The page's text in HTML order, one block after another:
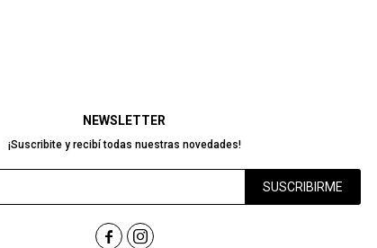
NEWSLETTER
¡Suscribite y recibí todas nuestras novedades!
SUSCRIBIRME
 